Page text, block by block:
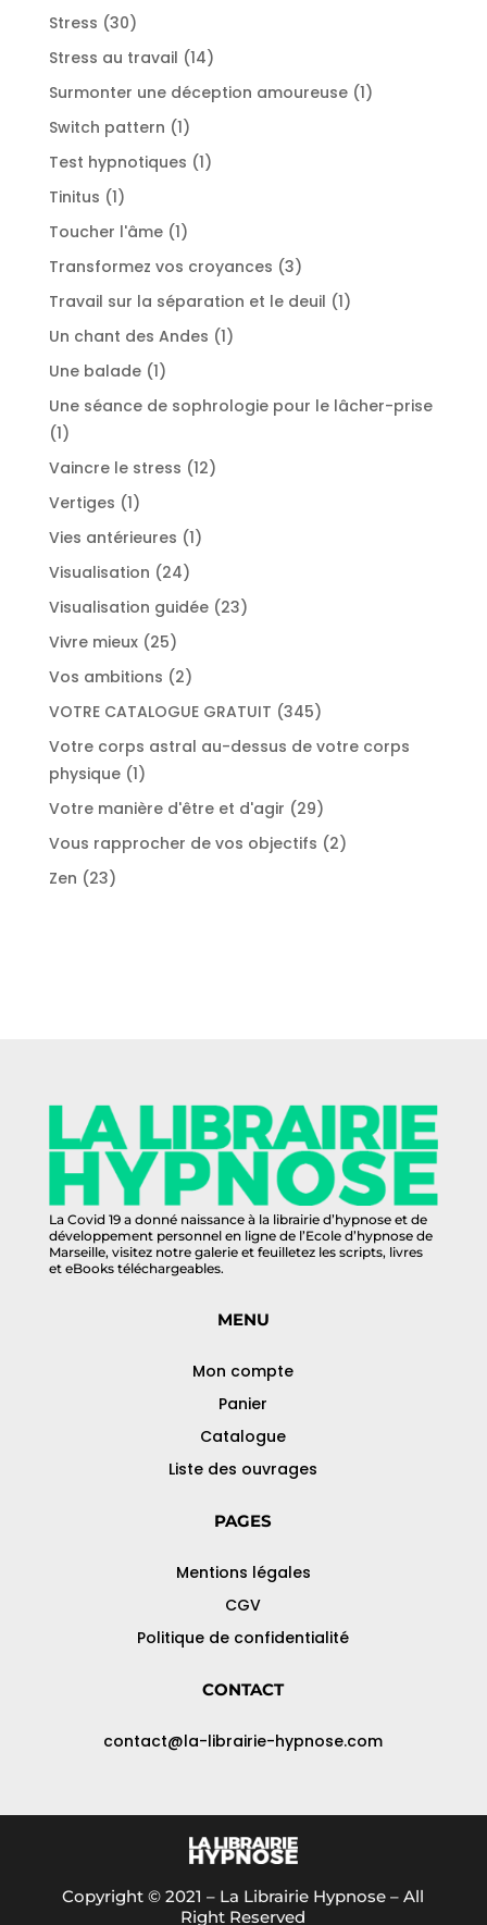
Stress 3030
produits
Stress au travail 1414
produits
Surmonter une déception amoureuse 11
Switch pattern 11
produit
Test hypnotiques 11
Tinitus 11
produit
Toucher l'âme 11
Transformez vos croyances 33
produits
Travail sur la séparation et le deuil 11
Un chant des Andes 11
Une balade 11
produit
Une séance de sophrologie pour le lâcher-prise
11
produit
Vaincre le stress 1212
Vertiges 11
produit
Vies antérieures 11
Visualisation 2424
produits
Visualisation guidée 2323
Vivre mieux 2525
produits
Vos ambitions 22
produits
VOTRE CATALOGUE GRATUIT 345345
produits
Votre corps astral au-dessus de votre corps
physique 11
produit
Votre manière d'être et d'agir 2929
produits
Vous rapprocher de vos objectifs 22
Zen 2323
La Covid 19 a donné naissance à la librairie d’hypnose et de
développement personnel en ligne de l’Ecole d’hypnose de
Marseille, visitez notre galerie et feuilletez les scripts, livres
et eBooks téléchargeables.
MENU
Mon compte
Panier
Catalogue
Liste des ouvrages
PAGES
Mentions légales
CGV
Politique de confidentialité
CONTACT
contact@la-librairie-hypnose.com
Copyright © 2021 – La Librairie Hypnose – All
Right Reserved